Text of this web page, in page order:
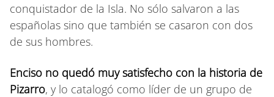
conquistador de la Isla. No sólo salvaron a las
españolas sino que también se casaron con dos
de sus hombres.
Enciso no quedó muy satisfecho con la historia de
Pizarro, y lo catalogó como líder de un grupo de